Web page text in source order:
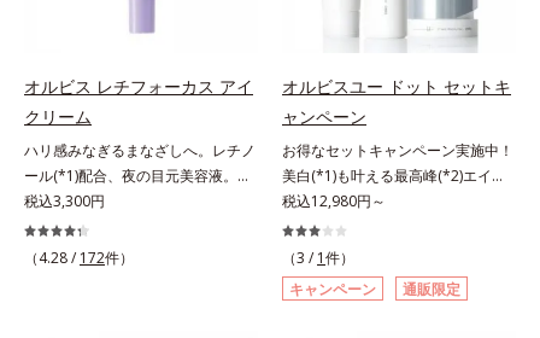
が肌に再付着することを防止し、細
かい毛穴汚れをごっそりするん！角
栓溶解オイル(*4)が詰まりや黒ずみ
も溶かして、毛穴の目立ちにくいす
べすべ肌に洗い上げます。大人肌の
ためのくすみ(*5)を晴らすアプロー
チによって圧巻の洗浄力と保湿力を
り込み、小さくばらけて肌表面にう
るおいベールを形成。これにより、
することを防止し、細かい毛穴汚れ
をごっそりするん！角栓溶解オイル
(*4)が詰まりや黒ずみも溶かして、
毛穴の目立ちにくいすべすべ肌に洗
い上げます。大人肌のためのくすみ
(*5)を晴らすアプローチによって圧
巻の洗浄力と保湿力を叶え、毛穴目
立ち(*6)や乾燥によるくすみをケア
し、毎日のメイクが楽しくなる晴れ
オルビス レチフォーカス アイ
クリーム
ハリ感みなぎるまなざしへ。レチノ
ール(*1)配合、夜の目元美容液。オ
ルビスの目元技術を結集し、ハリ感
みなぎるまなざしへ。レチノール
(*1)配合の目元美容液です。目元悩
税込3,300円
（4.28 / 172件）
オルビスユー ドット セットキ
ャンペーン
お得なセットキャンペーン実施中！
美白(*1)も叶える最高峰(*2)エイジ
ングケア(*3)。ハリも透明感(*4)も
結果主義。年齢サイン(*5)の因子に
着目した肌科学エイジングケア(*3)
シリーズ。オルビスユー ドットシ
リーズは、年齢による肌悩み一つ一
税込12,980円～
（3 / 1件）
キャンペーン
通販限定